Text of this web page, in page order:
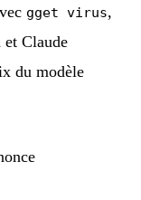
gget virus,
Claude
du modèle